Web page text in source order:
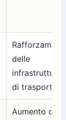
delle
infrastrutture
di trasporto
Aumento